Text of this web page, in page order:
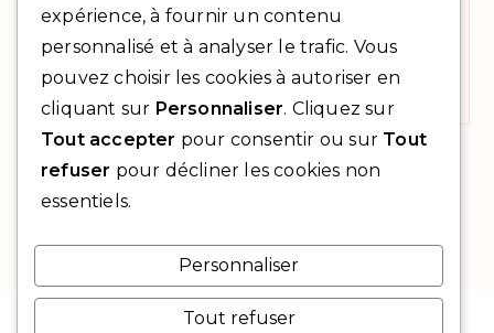
Sed convallis tristique sem. Proin ut ligula
vel…
Magna
Eget
1 2
expérience, à fournir un contenu
personnalisé et à analyser le trafic. Vous
pouvez choisir les cookies à autoriser en
cliquant sur Personnaliser. Cliquez sur
Tout accepter pour consentir ou sur Tout
refuser pour décliner les cookies non
essentiels.
Personnaliser
Tout refuser